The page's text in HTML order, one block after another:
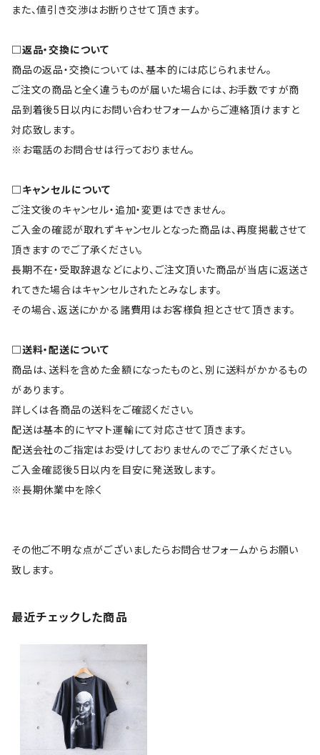
また、値引き交渉はお断りさせて頂きます。
□返品・交換について
商品の返品・交換については、基本的には応じられません。
ご注文の商品と全く違うものが届いた場合には、お手数ですが商
品到着後5日以内にお問い合わせフォームからご連絡頂けますと
対応致します。
※お電話のお問合せは行っておりません。
□キャンセルについて
ご注文後のキャンセル・追加・変更はできません。
ご入金の確認が取れずキャンセルとなった商品は、再度掲載させて
頂きますのでご了承ください。
長期不在・受取辞退などにより、ご注文頂いた商品が当店に返送さ
れてきた場合はキャンセルされたとみなします。
その場合、返送にかかる諸費用はお客様負担とさせて頂きます。
□送料・配送について
商品は、送料を含めた金額になったものと、別に送料がかかるもの
があります。
詳しくは各商品の送料をご確認ください。
配送は基本的にヤマト運輸にて対応させて頂きます。
配送会社のご指定はお受けしておりませんのでご了承ください。
ご入金確認後5日以内を目安に発送致します。
※長期休業中を除く
その他ご不明な点がございましたらお問合せフォームからお願い
致します。
最近チェックした商品